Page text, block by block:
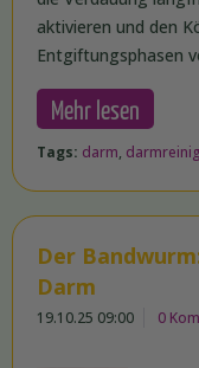
aktivieren und den
Entgiftungsphasen
Mehr lesen
Tags: darm,
Der
Darm
19.10.25 09:00 0